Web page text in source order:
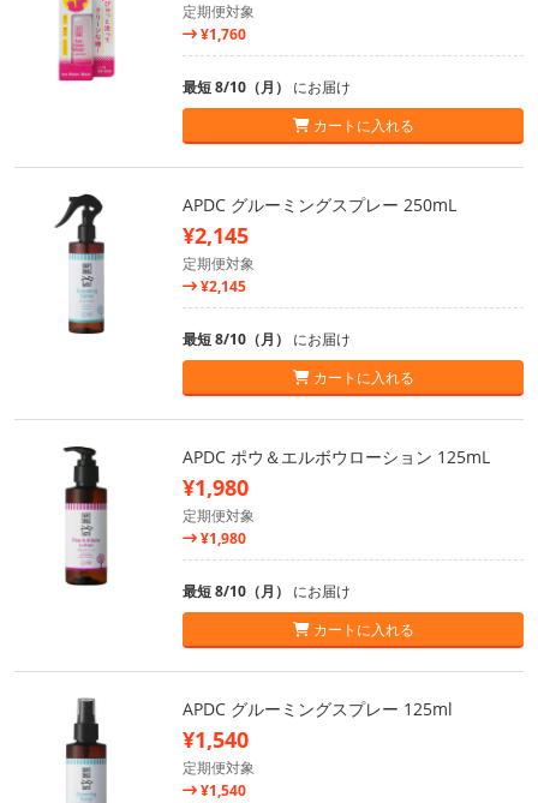
定期便対象
¥1,760
最短 8/10（月） にお届け
カートに入れる
APDC グルーミングスプレー 250mL
¥2,145
定期便対象
¥2,145
最短 8/10（月） にお届け
カートに入れる
APDC ポウ＆エルボウローション 125mL
¥1,980
定期便対象
¥1,980
最短 8/10（月） にお届け
カートに入れる
APDC グルーミングスプレー 125ml
¥1,540
定期便対象
¥1,540